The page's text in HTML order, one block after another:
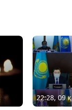
22:28, 09